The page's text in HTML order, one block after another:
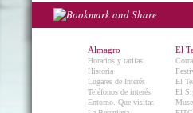
Almagro
Horarios y tarifas
Historia
Lugares de Interés
Teléfonos de interés
Entorno. Que visitar.
El
El
El